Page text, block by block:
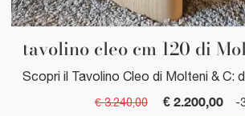
tavolino cleo cm 120 di
€ 3.240,00 € 2.200,00 -